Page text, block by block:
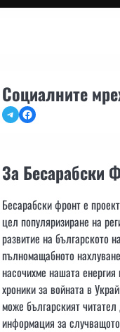
Социалните
TelegramFacebook
За Бесарабски
Бесарабски фронт е
цел популяризиране на
развитие на българското
пълномащабното
насочихме нашата
хроники за войната в
може българският
информация за